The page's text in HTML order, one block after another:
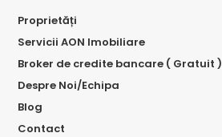
Proprietăți
Servicii AON Imobiliare
Broker de credite bancare ( Gratuit )
Despre Noi/Echipa
Blog
Contact